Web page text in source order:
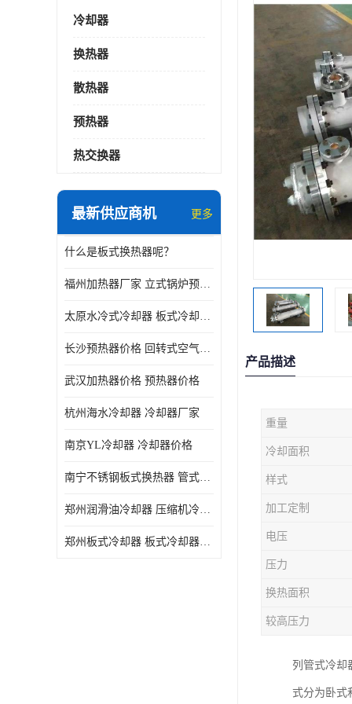
冷却器
换热器
散热器
预热器
热交换器
最新供应商机 更多
什么是板式换热器呢？
福州加热器厂家 立式锅炉预热器
太原水冷式冷却器 板式冷却器厂家
长沙预热器价格 回转式空气预热器
武汉加热器价格 预热器价格
杭州海水冷却器 冷却器厂家
南京YL冷却器 冷却器价格
南宁不锈钢板式换热器 管式空气预热加工定制
郑州润滑油冷却器 压缩机冷却器
郑州板式冷却器 板式冷却器厂家
产品描述
重量
冷却面积
样式
加工定制
电压
压力
换热面积
较高压力
列管式冷却
式分为卧式